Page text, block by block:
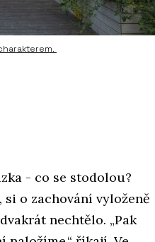
- co se stodolou?
o zachování vyloženě
nechtělo. „Pak